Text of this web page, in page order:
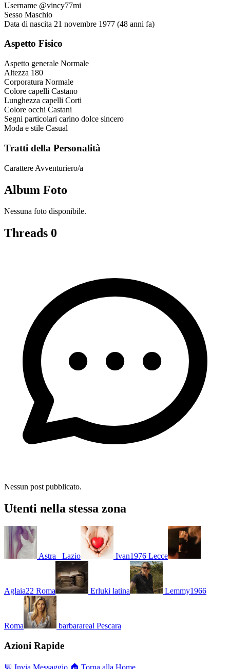
Username @vincy77mi
Sesso Maschio
Data di nascita 21 novembre 1977 (48 anni fa)
Aspetto Fisico
Aspetto generale Normale
Altezza 180
Corporatura Normale
Colore capelli Castano
Lunghezza capelli Corti
Colore occhi Castani
Segni particolari carino dolce sincero
Moda e stile Casual
Tratti della Personalità
Carattere Avventuriero/a
Album Foto
Nessuna foto disponibile.
Threads 0
Nessun post pubblicato.
Utenti nella stessa zona
Astra_ Lazio Ivan1976 Lecce
Aglaia22 Roma Erluki latina Lemmy1966
Roma barbarareal Pescara
Azioni Rapide
💬 Invia Messaggio 🏠 Torna alla Home